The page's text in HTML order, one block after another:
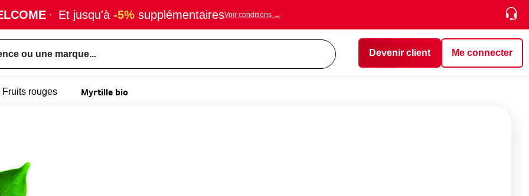
· Et jusqu'à -5% supplémentairesVoir conditions →
ou une marque... Devenir client Me connecter
Fruits rouges Myrtille bio